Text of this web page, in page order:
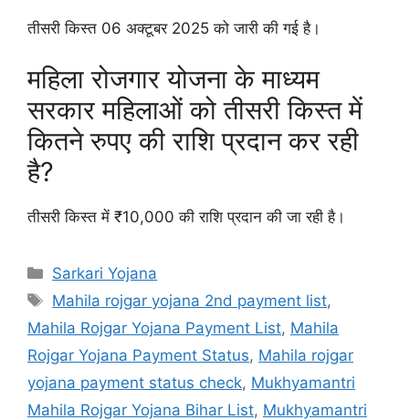
तीसरी किस्त 06 अक्टूबर 2025 को जारी की गई है।
महिला रोजगार योजना के माध्यम
सरकार महिलाओं को तीसरी किस्त में
कितने रुपए की राशि प्रदान कर रही
है?
तीसरी किस्त में ₹10,000 की राशि प्रदान की जा रही है।
Sarkari Yojana
Mahila rojgar yojana 2nd payment list,
Mahila Rojgar Yojana Payment List, Mahila
Rojgar Yojana Payment Status, Mahila rojgar
yojana payment status check, Mukhyamantri
Mahila Rojgar Yojana Bihar List, Mukhyamantri